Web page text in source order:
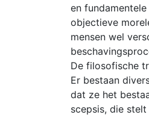
en
objectieve
mensen wel
De filosofische
Er bestaan
dat ze het
scepsis, die